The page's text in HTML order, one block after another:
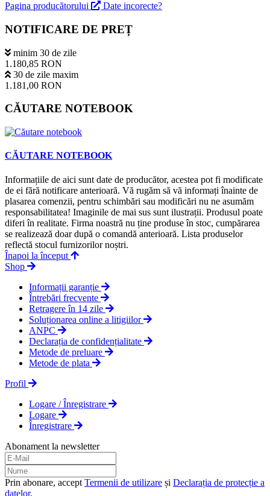
Pagina producătorului Date incorecte?
NOTIFICARE DE PREȚ
minim 30 de zile
1.180,85 RON
30 de zile maxim
1.181,00 RON
CĂUTARE NOTEBOOK
CĂUTARE NOTEBOOK
Informațiile de aici sunt date de producător, acestea pot fi modificate
de ei fără notificare anterioară. Vă rugăm să vă informați înainte de
plasarea comenzii, pentru schimbări sau modificări nu ne asumăm
responsabilitatea! Imaginile de mai sus sunt ilustrații. Produsul poate
diferi în realitate. Firma noastră nu ține produse în stoc, cumpărarea
se realizează doar după o comandă anterioară. Lista produselor
reflectă stocul furnizorilor noștri.
Înapoi la început
Shop
Informații garanție
Întrebări frecvente
Retragere în 14 zile
Soluționarea online a litigiilor
ANPC
Declarația de confidențialitate
Metode de preluare
Metode de plata
Profil
Logare / Înregistrare
Logare
Înregistrare
Abonament la newsletter
Prin abonare, accept Termenii de utilizare și Declarația de protecție a
datelor.